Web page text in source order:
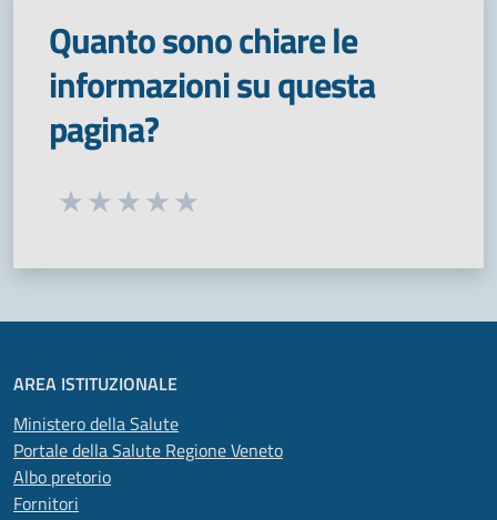
Quanto sono chiare le
informazioni su questa
pagina?
Seleziona una valutazione da 1 a 5 stelle
AREA ISTITUZIONALE
Ministero della Salute
Portale della Salute Regione Veneto
Albo pretorio
Fornitori